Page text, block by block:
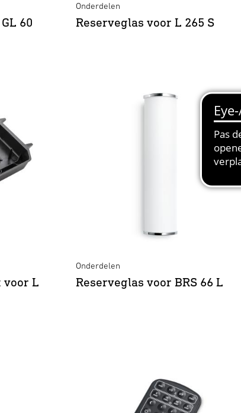
60
Onderdelen
Reserveglas voor L 265 S
voor L
Onderdelen
Reserveglas voor BRS 66 L